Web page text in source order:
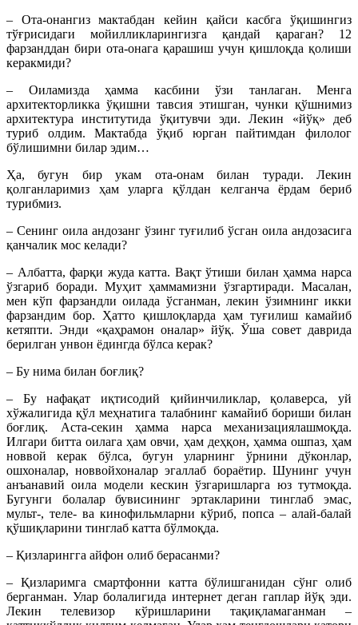
– Ота-онангиз мактабдан кейин қайси касбга ўқишингиз
тўғрисидаги мойилликларингизга қандай қараган? 12
фарзанддан бири ота-онага қарашиш учун қишлоқда қолиши
керакмиди?
– Оиламизда ҳамма касбини ўзи танлаган. Менга
архитекторликка ўқишни тавсия этишган, чунки қўшнимиз
архитектура институтида ўқитувчи эди. Лекин «йўқ» деб
туриб олдим. Мактабда ўқиб юрган пайтимдан филолог
бўлишимни билар эдим…
Ҳа, бугун бир укам ота-онам билан туради. Лекин
қолганларимиз ҳам уларга қўлдан келганча ёрдам бериб
турибмиз.
– Сенинг оила андозанг ўзинг туғилиб ўсган оила андозасига
қанчалик мос келади?
– Албатта, фарқи жуда катта. Вақт ўтиши билан ҳамма нарса
ўзгариб боради. Муҳит ҳаммамизни ўзгартиради. Масалан,
мен кўп фарзандли оилада ўсганман, лекин ўзимнинг икки
фарзандим бор. Ҳатто қишлоқларда ҳам туғилиш камайиб
кетяпти. Энди «қаҳрамон оналар» йўқ. Ўша совет даврида
берилган унвон ёдингда бўлса керак?
– Бу нима билан боғлиқ?
– Бу нафақат иқтисодий қийинчиликлар, қолаверса, уй
хўжалигида қўл меҳнатига талабнинг камайиб бориши билан
боғлиқ. Аста-секин ҳамма нарса механизациялашмоқда.
Илгари битта оилага ҳам овчи, ҳам деҳқон, ҳамма ошпаз, ҳам
новвой керак бўлса, бугун уларнинг ўрнини дўконлар,
ошхоналар, новвойхоналар эгаллаб бораётир. Шунинг учун
анъанавий оила модели кескин ўзгаришларга юз тутмоқда.
Бугунги болалар бувисининг эртакларини тинглаб эмас,
мульт-, теле- ва кинофильмларни кўриб, попса – алай-балай
қўшиқларини тинглаб катта бўлмоқда.
– Қизларингга айфон олиб берасанми?
– Қизларимга смартфонни катта бўлишганидан сўнг олиб
берганман. Улар болалигида интернет деган гаплар йўқ эди.
Лекин телевизор кўришларини тақиқламаганман –